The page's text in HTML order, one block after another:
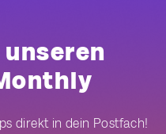
direkt in dein Postfach!